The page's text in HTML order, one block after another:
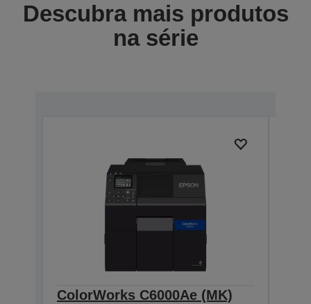
Descubra mais produtos
na série
ColorWorks C6000Ae (MK)